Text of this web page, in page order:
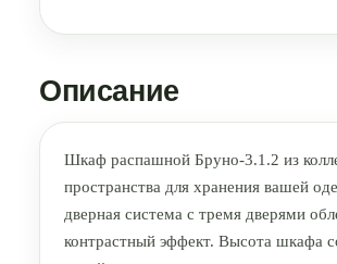
Описание
Шкаф распашной Бруно-3.1.2 из
пространства для хранения вашей
дверная система с тремя дверями
контрастный эффект. Высота шкафа